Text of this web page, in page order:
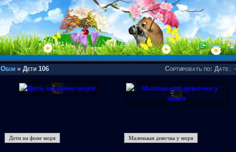
Вход
Сортировать по: Дате ·
Обои » Дети 106
Дети на фоне моря Маленькая девочка у моря